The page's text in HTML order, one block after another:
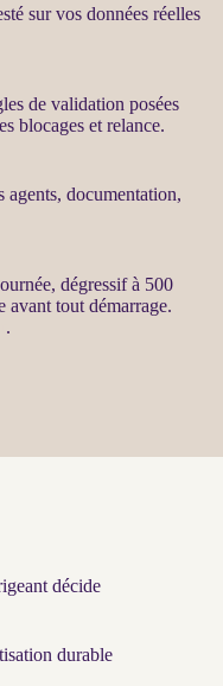
sur vos donnéesréelles
de validation posées
blocages et relance.
agents, documentation,
dégressif à 500
avant tout démarrage.
.
décide
durable